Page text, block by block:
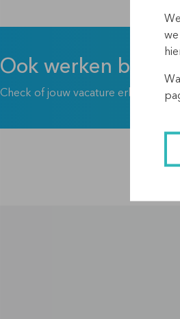
we
Ook werken bij
Check of jouw vacature erbij zit!